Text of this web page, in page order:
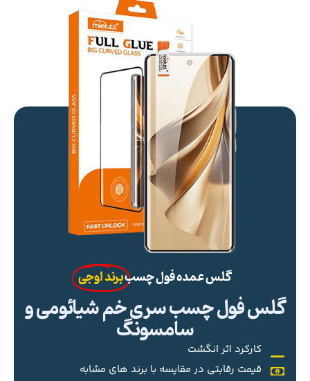
گلس عمده فول چسببرند اوجی
گلس فول چسب سری خم شیائومی و
سامسونگ
کارکرد اثر انگشت
قیمت رقابتی در مقایسه با برند های مشابه